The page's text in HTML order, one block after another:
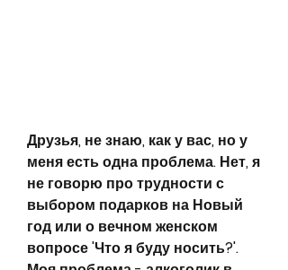
Друзья, не знаю, как у вас, но у
меня есть одна проблема. Нет, я
не говорю про трудности с
выбором подарков на Новый
год или о вечном женском
вопросе 'Что я буду носить?'.